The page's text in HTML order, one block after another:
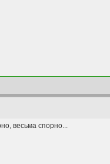
весьма спорно...